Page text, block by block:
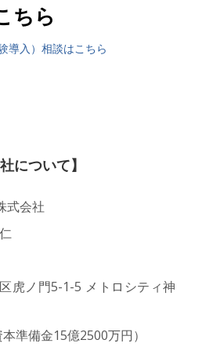
ちら
導入）相談はこちら
社について】
式会社
虎ノ門5-1-5 メトロシティ神
準備金15億2500万円）